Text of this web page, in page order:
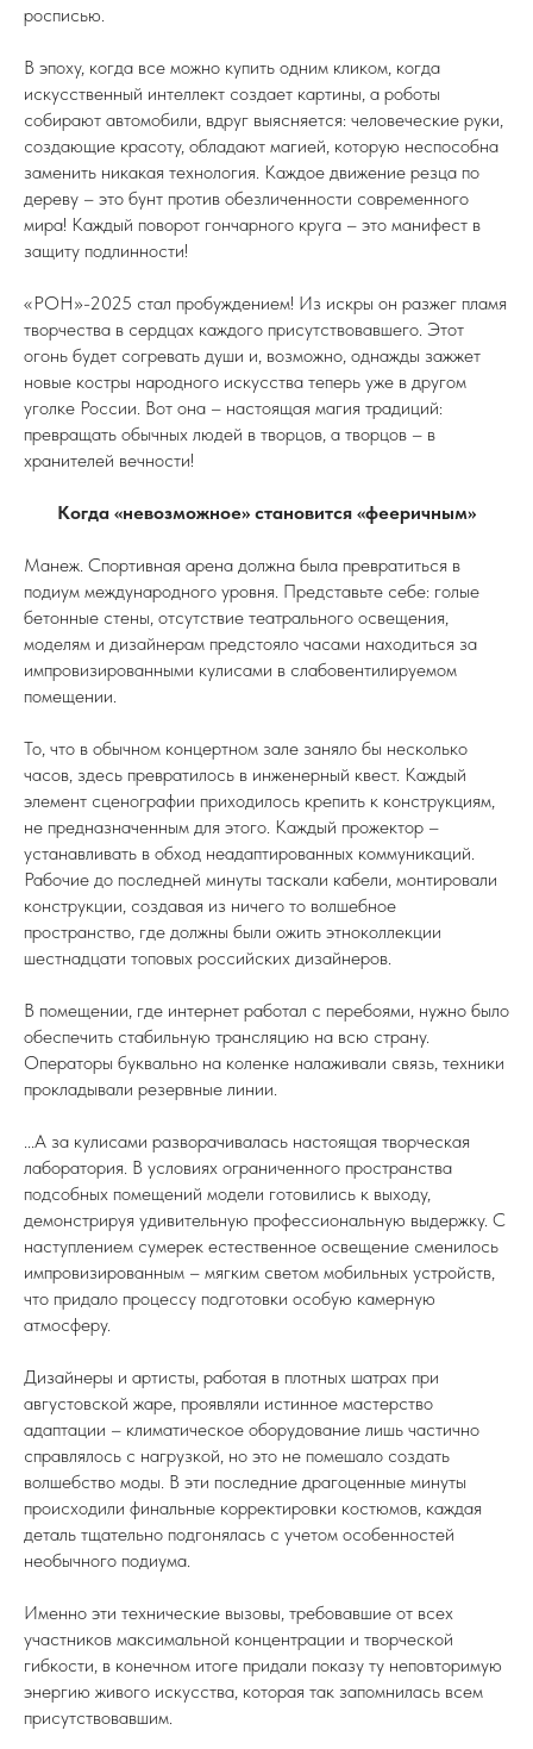
росписью.
В эпоху, когда все можно купить одним кликом, когда
искусственный интеллект создает картины, а роботы
собирают автомобили, вдруг выясняется: человеческие руки,
создающие красоту, обладают магией, которую неспособна
заменить никакая технология. Каждое движение резца по
дереву – это бунт против обезличенности современного
мира! Каждый поворот гончарного круга – это манифест в
защиту подлинности!
«РОН»-2025 стал пробуждением! Из искры он разжег пламя
творчества в сердцах каждого присутствовавшего. Этот
огонь будет согревать души и, возможно, однажды зажжет
новые костры народного искусства теперь уже в другом
уголке России. Вот она – настоящая магия традиций:
превращать обычных людей в творцов, а творцов – в
хранителей вечности!
Когда «невозможное» становится «фееричным»
Манеж. Спортивная арена должна была превратиться в
подиум международного уровня. Представьте себе: голые
бетонные стены, отсутствие театрального освещения,
моделям и дизайнерам предстояло часами находиться за
импровизированными кулисами в слабовентилируемом
помещении.
То, что в обычном концертном зале заняло бы несколько
часов, здесь превратилось в инженерный квест. Каждый
элемент сценографии приходилось крепить к конструкциям,
не предназначенным для этого. Каждый прожектор –
устанавливать в обход неадаптированных коммуникаций.
Рабочие до последней минуты таскали кабели, монтировали
конструкции, создавая из ничего то волшебное
пространство, где должны были ожить этноколлекции
шестнадцати топовых российских дизайнеров.
В помещении, где интернет работал с перебоями, нужно было
обеспечить стабильную трансляцию на всю страну.
Операторы буквально на коленке налаживали связь, техники
прокладывали резервные линии.
...А за кулисами разворачивалась настоящая творческая
лаборатория. В условиях ограниченного пространства
подсобных помещений модели готовились к выходу,
демонстрируя удивительную профессиональную выдержку. С
наступлением сумерек естественное освещение сменилось
импровизированным – мягким светом мобильных устройств,
что придало процессу подготовки особую камерную
атмосферу.
Дизайнеры и артисты, работая в плотных шатрах при
августовской жаре, проявляли истинное мастерство
адаптации – климатическое оборудование лишь частично
справлялось с нагрузкой, но это не помешало создать
волшебство моды. В эти последние драгоценные минуты
происходили финальные корректировки костюмов, каждая
деталь тщательно подгонялась с учетом особенностей
необычного подиума.
Именно эти технические вызовы, требовавшие от всех
участников максимальной концентрации и творческой
гибкости, в конечном итоге придали показу ту неповторимую
энергию живого искусства, которая так запомнилась всем
присутствовавшим.